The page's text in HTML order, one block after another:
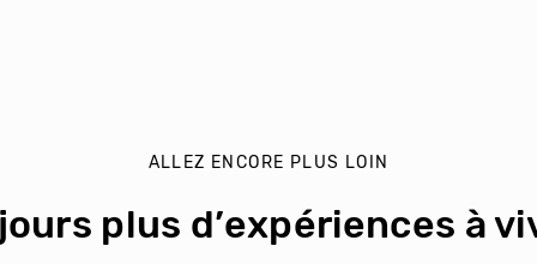
ALLEZ ENCORE PLUS LOIN
plus d’expériences à